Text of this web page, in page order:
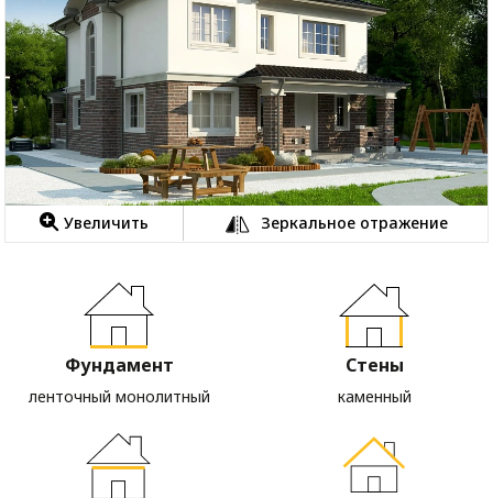
Увеличить Зеркальное отражение
Фундамент
ленточный монолитный
Стены
каменный